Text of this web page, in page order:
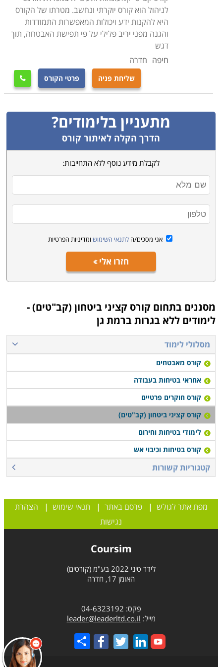
למי מיועד הקורס
קורס קציני ביטחון מיועד לכל אדם המעוניין לפתח קריירה
במקצוע מאתגר ומעניין בתחום. בקורס משתתפים גם
הנדרשים ללימודי רענון תקופתיים, להעשיר את ידיעותיהם,
ולהרחיב את יכולותיהם בעבודה. הקורס מתאים גם לאנשים
ללא רקע בתחום אך בעלי רקע משירותם הצבאי, ולאנשים
ולפתח את היכולות הנדרשות על מנת להצליח בו.
לניהול הוא קורס יוקרתי ונחשב. מטרתו של הקורס
היא להקנות ידע ויכולות המאפשרות התמודדות
והגנה מפני יריב פלילי על פי תפישת האבטחה, תוך
דגש
חיפה חדרה
שליחת פניה פרטי הקורס 
מתעניין בלימודים?
הדרך הקלה לאיתור קורס
לקבלת מידע נוסף ללא התחייבות:
אני מסכים/ה לתנאי השימוש ומדיניות הפרטיות
חזרו אלי
מסננים בתחום קורס קציני ביטחון (קב"טים) -
לימודים ללא בגרות ברמת גן
מסלולי לימוד
קורס מאבטחים
אחראי בטיחות בעבודה
קורס חוקרים פרטיים
קורס קציני ביטחון (קב"טים)
לימודי בטיחות וחירום
קורס בטיחות וכיבוי אש
קטגוריות קשורות
מפת אתר לגולש |פרסם באתר | תנאי שימוש | הצהרת
נגישות
Coursim
לידר סיני 2022 בע"מ (קורסים)
האומן 17, חדרה
פקס: 04-6323192
מייל: leader@leaderltd.co.il
Share